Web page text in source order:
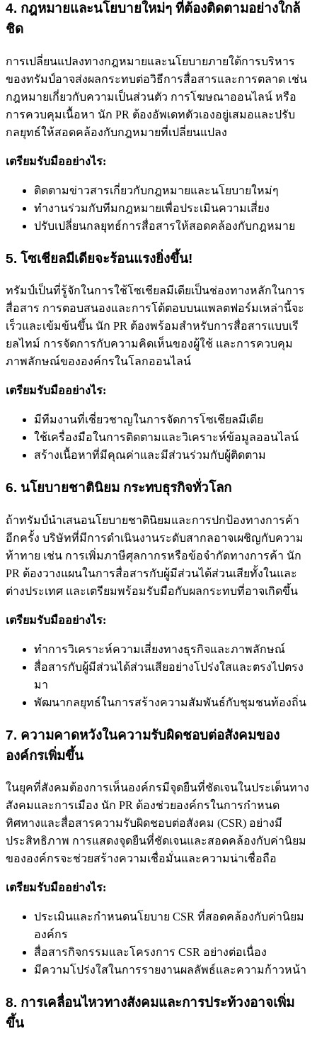
4. กฎหมายและนโยบายใหม่ๆ ที่ต้องติดตามอย่างใกล้
ชิด
การเปลี่ยนแปลงทางกฎหมายและนโยบายภายใต้การบริหาร
ของทรัมป์อาจส่งผลกระทบต่อวิธีการสื่อสารและการตลาด เช่น
กฎหมายเกี่ยวกับความเป็นส่วนตัว การโฆษณาออนไลน์ หรือ
การควบคุมเนื้อหา นัก PR ต้องอัพเดทตัวเองอยู่เสมอและปรับ
กลยุทธ์ให้สอดคล้องกับกฎหมายที่เปลี่ยนแปลง
เตรียมรับมืออย่างไร:
ติดตามข่าวสารเกี่ยวกับกฎหมายและนโยบายใหม่ๆ
ทำงานร่วมกับทีมกฎหมายเพื่อประเมินความเสี่ยง
ปรับเปลี่ยนกลยุทธ์การสื่อสารให้สอดคล้องกับกฎหมาย
5. โซเชียลมีเดียจะร้อนแรงยิ่งขึ้น!
ทรัมป์เป็นที่รู้จักในการใช้โซเชียลมีเดียเป็นช่องทางหลักในการ
สื่อสาร การตอบสนองและการโต้ตอบบนแพลตฟอร์มเหล่านี้จะ
เร็วและเข้มข้นขึ้น นัก PR ต้องพร้อมสำหรับการสื่อสารแบบเรี
ยลไทม์ การจัดการกับความคิดเห็นของผู้ใช้ และการควบคุม
ภาพลักษณ์ขององค์กรในโลกออนไลน์
เตรียมรับมืออย่างไร:
มีทีมงานที่เชี่ยวชาญในการจัดการโซเชียลมีเดีย
ใช้เครื่องมือในการติดตามและวิเคราะห์ข้อมูลออนไลน์
สร้างเนื้อหาที่มีคุณค่าและมีส่วนร่วมกับผู้ติดตาม
6. นโยบายชาตินิยม กระทบธุรกิจทั่วโลก
ถ้าทรัมป์นำเสนอนโยบายชาตินิยมและการปกป้องทางการค้า
อีกครั้ง บริษัทที่มีการดำเนินงานระดับสากลอาจเผชิญกับความ
ท้าทาย เช่น การเพิ่มภาษีศุลกากรหรือข้อจำกัดทางการค้า นัก
PR ต้องวางแผนในการสื่อสารกับผู้มีส่วนได้ส่วนเสียทั้งในและ
ต่างประเทศ และเตรียมพร้อมรับมือกับผลกระทบที่อาจเกิดขึ้น
เตรียมรับมืออย่างไร:
ทำการวิเคราะห์ความเสี่ยงทางธุรกิจและภาพลักษณ์
สื่อสารกับผู้มีส่วนได้ส่วนเสียอย่างโปร่งใสและตรงไปตรง
มา
พัฒนากลยุทธ์ในการสร้างความสัมพันธ์กับชุมชนท้องถิ่น
7. ความคาดหวังในความรับผิดชอบต่อสังคมของ
องค์กรเพิ่มขึ้น
ในยุคที่สังคมต้องการเห็นองค์กรมีจุดยืนที่ชัดเจนในประเด็นทาง
สังคมและการเมือง นัก PR ต้องช่วยองค์กรในการกำหนด
ทิศทางและสื่อสารความรับผิดชอบต่อสังคม (CSR) อย่างมี
ประสิทธิภาพ การแสดงจุดยืนที่ชัดเจนและสอดคล้องกับค่านิยม
ขององค์กรจะช่วยสร้างความเชื่อมั่นและความน่าเชื่อถือ
เตรียมรับมืออย่างไร:
ประเมินและกำหนดนโยบาย CSR ที่สอดคล้องกับค่านิยม
องค์กร
สื่อสารกิจกรรมและโครงการ CSR อย่างต่อเนื่อง
มีความโปร่งใสในการรายงานผลลัพธ์และความก้าวหน้า
8. การเคลื่อนไหวทางสังคมและการประท้วงอาจเพิ่ม
ขึ้น